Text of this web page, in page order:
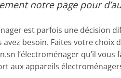
notre page pour
est parfois une décision
avez besoin. Faites votre
l’électroménager qu’il
aux appareils